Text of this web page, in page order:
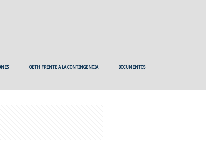
OETH FRENTE A LA CONTINGENCIA DOCUMENTOS